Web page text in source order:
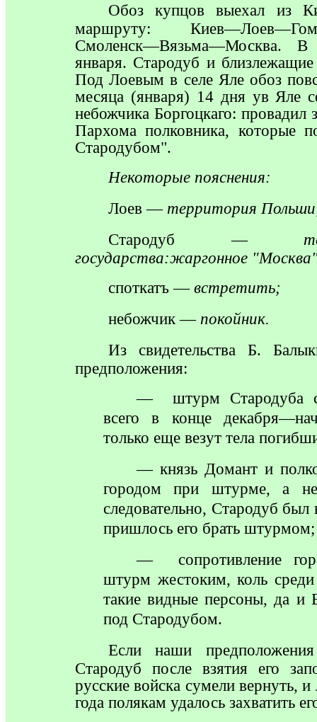
Обоз купцов выехал из
маршруту:
Смоленск—Вязьма—Москва.
января. Стародуб и
Под Лоевым в селе Яле обоз
месяца (января) 14 дня ув Яле
небожчика Боргоцкаго:
Пархома полковника, которые
Стародубом".
Некоторые пояснения:
Лоев — территория
Стародуб
—
государства:жаргонное
споткатъ —встретить;
небожчик — покойник.
Из свидетельства Б.
предположения:
—штурм Стародуба
всего в конце
только еще везут тела
—князь Домант и
городом при штурме, а
следовательно, Стародуб
пришлось его брать штурмом;
—сопротивление
штурм жестоким, коль
такие видные персоны, да и
под Стародубом.
Если наши
Стародуб после взятия его
русские войска сумели вернуть,
года полякам удалось захватить